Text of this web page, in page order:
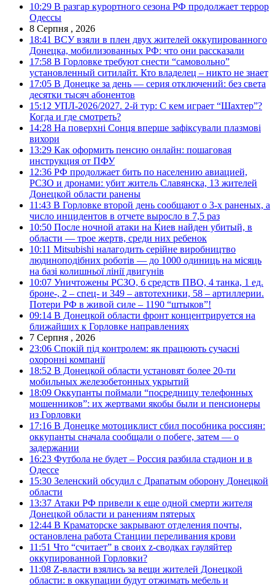
10:29 В разгар курортного сезона РФ продолжает террор
Одессы
8 Серпня , 2026
18:41 ВСУ взяли в плен двух жителей оккупированного
Донецка, мобилизованных РФ: что они рассказали
17:58 В Горловке требуют снести “самовольно”
установленный ситилайт. Кто владелец – никто не знает
17:05 В Донецке за день — серия отключений: без света
десятки тысяч абонентов
15:12 УПЛ-2026/2027. 2-й тур: С кем играет “Шахтер”?
Когда и где смотреть?
14:28 На поверхні Сонця вперше зафіксували плазмові
вихори
13:29 Как оформить пенсию онлайн: пошаговая
инструкция от ПФУ
12:36 РФ продолжает бить по населению авиацией,
РСЗО и дронами: убит житель Славянска, 13 жителей
Донецкой области ранены
11:43 В Горловке второй день сообщают о 3-х раненых, а
число инцидентов в отчете выросло в 7,5 раз
10:50 После ночной атаки на Киев найден убитый, в
области — трое жертв, среди них ребенок
10:11 Mitsubishi налагодить серійне виробництво
людиноподібних роботів — до 1000 одиниць на місяць
на базі колишньої лінії двигунів
10:07 Уничтожены РСЗО, 6 средств ПВО, 4 танка, 1 ед.
броне-, 2 – спец- и 349 – автотехники, 58 – артиллерии.
Потери РФ в живой силе – 1190 “штыков”!
09:14 В Донецкой области фронт концентрируется на
ближайших к Горловке направлениях
7 Серпня , 2026
23:06 Спокій під контролем: як працюють сучасні
охоронні компанії
18:52 В Донецкой области установят более 20-ти
мобильных железобетонных укрытий
18:09 Оккупанты поймали “посредницу телефонных
мошенников”: их жертвами якобы были и пенсионеры
из Горловки
17:16 В Донецке мотоциклист сбил пособника россиян:
оккупанты сначала сообщали о побеге, затем — о
задержании
16:23 Футбола не будет – Россия разбила стадион и в
Одессе
15:30 Зеленский обсудил с Драпатым оборону Донецкой
области
13:37 Атаки РФ привели к еще одной смерти жителя
Донецкой области и ранениям пятерых
12:44 В Краматорске закрывают отделения почты,
остановлена работа Станции переливания крови
11:51 Что “считает” в своих z-сводках гауляйтер
оккупированной Горловки?
11:08 Z-власти взялись за вещи жителей Донецкой
области: в оккупации будут отжимать мебель и